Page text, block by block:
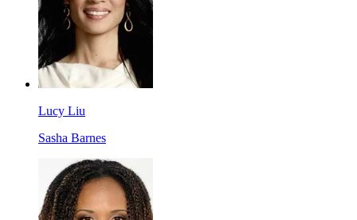
Lucy Liu
Sasha Barnes